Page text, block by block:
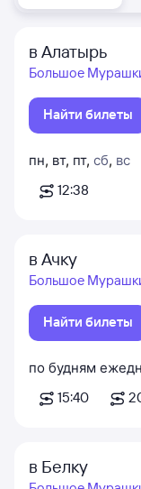
в Алатырь
Большое
Найти билеты
пн, вт, пт, сб, вс
12:38
в Ачку
Большое
Найти билеты
по будням
15:40
в Белку